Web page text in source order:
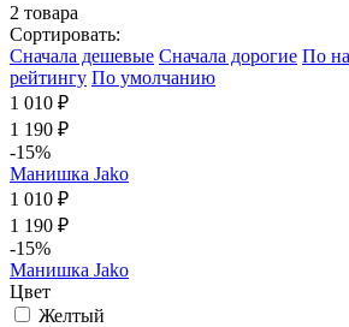
2 товара
Сортировать:
Cначала дешевые Cначала дорогие По
рейтингу По умолчанию
1 010 ₽
1 190 ₽
-15%
Манишка Jako
1 010 ₽
1 190 ₽
-15%
Манишка Jako
Цвет
Желтый